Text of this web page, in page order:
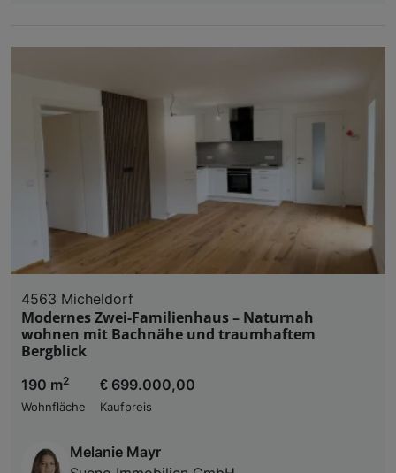
4563 Micheldorf
Modernes Zwei-Familienhaus – Naturnah
wohnen mit Bachnähe und traumhaftem
Bergblick
190 m2
Wohnfläche
€ 699.000,00
Kaufpreis
Melanie Mayr